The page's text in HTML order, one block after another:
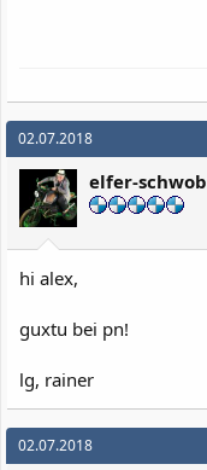
02.07.2018
elfer-schwob
hi alex,
guxtu bei pn!
lg, rainer
02.07.2018